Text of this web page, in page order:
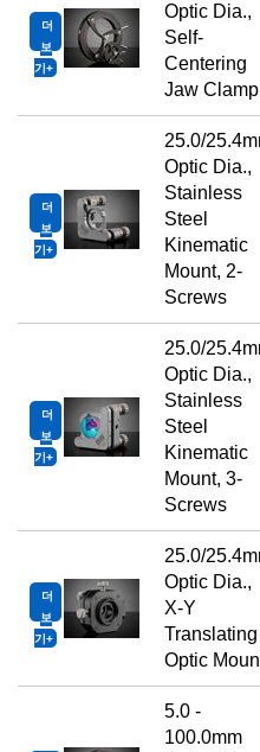
더
보
기
Optic Dia.,
Self-
Centering
Jaw Clamp
더
보
기
25.0/
Optic Dia.,
Stainless
Steel
Kinematic
Mount, 2-
Screws
더
보
기
25.0/
Optic Dia.,
Stainless
Steel
Kinematic
Mount, 3-
Screws
더
보
기
25.0/
Optic Dia.,
X-Y
Translating
Optic
5.0 -
100.0mm